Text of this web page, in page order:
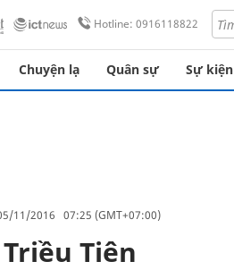
Hotline: 0916118822
Chuyện lạ Quân sự Sự kiện
11/2016 07:25 (GMT+07:00)
Tiên